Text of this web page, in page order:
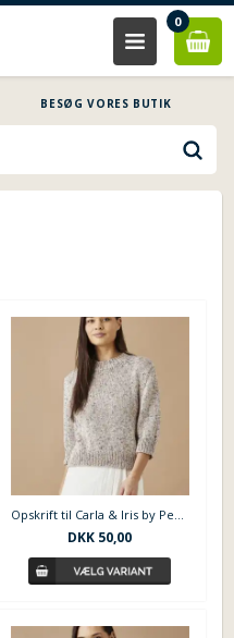
0
BESØG VORES BUTIK
DKK 50,00